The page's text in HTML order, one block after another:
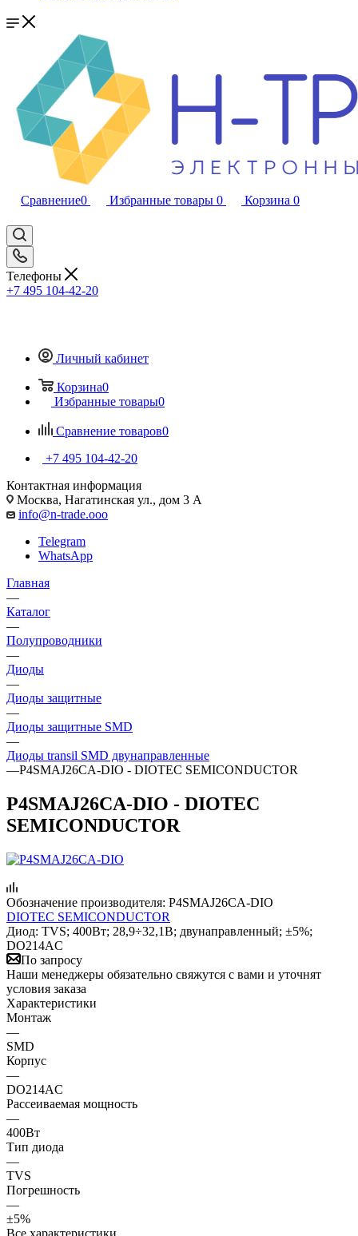
Сравнение0 Избранные товары 0 Корзина 0
Телефоны
+7 495 104-42-20
Личный кабинет
Корзина0
Избранные товары0
Сравнение товаров0
+7 495 104-42-20
Контактная информация
Москва, Нагатинская ул., дом 3 А
info@n-trade.ooo
Telegram
WhatsApp
Главная
—
Каталог
—
Полупроводники
—
Диоды
—
Диоды защитные
—
Диоды защитные SMD
—
Диоды transil SMD двунаправленные
—P4SMAJ26CA-DIO - DIOTEC SEMICONDUCTOR
P4SMAJ26CA-DIO - DIOTEC
SEMICONDUCTOR
Обозначение производителя: P4SMAJ26CA-DIO
DIOTEC SEMICONDUCTOR
Диод: TVS; 400Вт; 28,9÷32,1В; двунаправленный; ±5%;
DO214AC
По запросу
Наши менеджеры обязательно свяжутся с вами и уточнят
условия заказа
Характеристики
Монтаж
—
SMD
Корпус
—
DO214AC
Рассеиваемая мощность
—
400Вт
Тип диода
—
TVS
Погрешность
—
±5%
Все характеристики